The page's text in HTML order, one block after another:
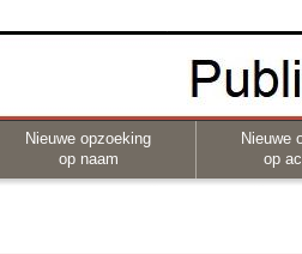
Nieuwe opzoeking
op naam
Nieuwe
op